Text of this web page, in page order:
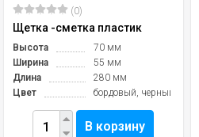
(0)
Щетка -сметка пластик
Высота
70 мм
Ширина
55 мм
Длина
280 мм
Цвет
бордовый, черный ворс
В корзину